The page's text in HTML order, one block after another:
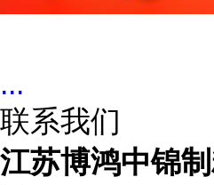
...
联系我们
江苏博鸿中锦